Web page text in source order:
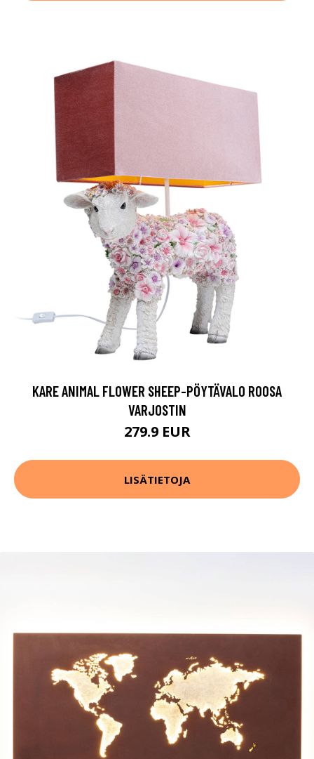
KARE ANIMAL FLOWER SHEEP-PÖYTÄVALO ROOSA
VARJOSTIN
279.9 EUR
LISÄTIETOJA